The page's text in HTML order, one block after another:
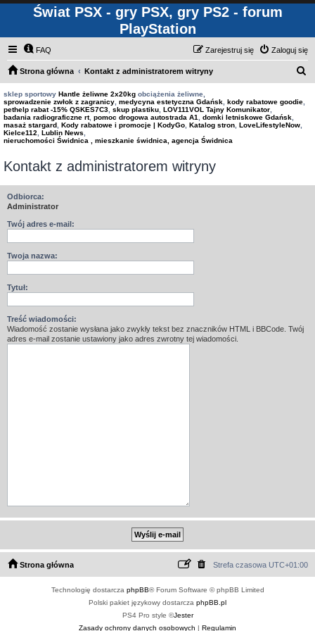
Świat PSX - gry PSX, gry PS2 - forum
PlayStation
FAQ Zaloguj się
Zarejestruj się
Strona główna Kontakt z administratorem witryny
sklep sportowy Hantle żeliwne 2x20kg obciążenia żeliwne,
sprowadzenie zwłok z zagranicy medycyna estetyczna Gdańsk kody rabatowe goodie
pethelp rabat -15% QSKES7C3 skup plastiku LOV111VOL Tajny Komunikator
badania radiograficzne rt, pomoc drogowa autostrada A1 domki letniskowe Gdańsk
masaż stargard Kody rabatowe i promocje | KodyGo Katalog stron LoveLifestyleNow
Kielce112
Lublin News
nieruchomości Świdnica , mieszkanie świdnica, agencja Świdnica
Kontakt z administratorem witryny
Odbiorca:
Administrator
Twój adres e-mail:
Twoja nazwa:
Tytuł:
Treść wiadomości:
Wiadomość zostanie wysłana jako zwykły tekst bez znaczników HTML i BBCode. Twój
adres e-mail zostanie ustawiony jako adres zwrotny tej wiadomości.
Strona główna Strefa czasowa UTC+01:00
Technologię dostarcza phpBB® Forum Software © phpBB Limited
Polski pakiet językowy dostarcza phpBB.pl
PS4 Pro style ©Jester
Zasady ochrony danych osobowych | Regulamin